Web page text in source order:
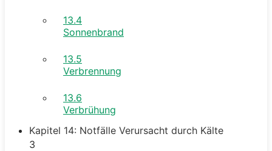
13.4
Sonnenbrand
13.5
Verbrennung
13.6
Verbrühung
Kapitel 14: Notfälle Verursacht durch Kälte
3